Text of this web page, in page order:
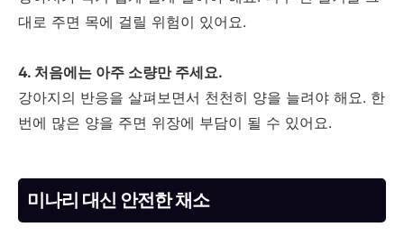
대로 주면 목에 걸릴 위험이 있어요.
4. 처음에는 아주 소량만 주세요.
강아지의 반응을 살펴보면서 천천히 양을 늘려야 해요. 한
번에 많은 양을 주면 위장에 부담이 될 수 있어요.
미나리 대신 안전한 채소